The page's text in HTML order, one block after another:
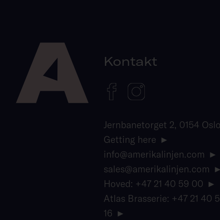
Kontakt
Jernbanetorget 2, 0154
Getting here
info@amerikalinjen.com
sales@amerikalinjen.com
Hoved: +47 21 40 59 00
Atlas Brasserie: +47 21 40
16